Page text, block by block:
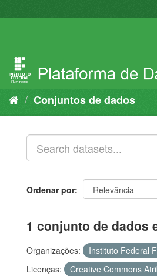
para
Conjuntos de dados
Ordenar por
1 conjunto de dados
Organizações:
Instituto Federal
Licenças:
Creative Commons